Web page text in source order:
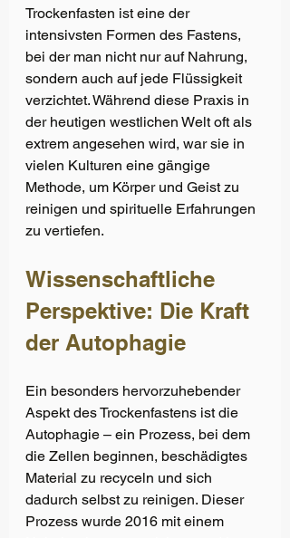
Trockenfasten ist eine der
intensivsten Formen des Fastens,
bei der man nicht nur auf Nahrung,
sondern auch auf jede Flüssigkeit
verzichtet. Während diese Praxis in
der heutigen westlichen Welt oft als
extrem angesehen wird, war sie in
vielen Kulturen eine gängige
Methode, um Körper und Geist zu
reinigen und spirituelle Erfahrungen
zu vertiefen.
Wissenschaftliche
Perspektive: Die Kraft
der Autophagie
Ein besonders hervorzuhebender
Aspekt des Trockenfastens ist die
Autophagie – ein Prozess, bei dem
die Zellen beginnen, beschädigtes
Material zu recyceln und sich
dadurch selbst zu reinigen. Dieser
Prozess wurde 2016 mit einem